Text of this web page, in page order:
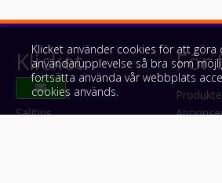
Klicket
Om Klicket
Säljtips
För
Klicket använder cookies för att göra
användarupplevelse så bra som
fortsätta använda vår webbplats
cookies används.